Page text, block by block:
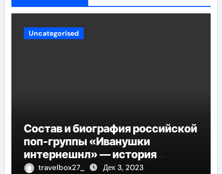
Uncategorised
Состав и биография российской
поп-группы «Иванушки
интернешнл» — история
успеха, музыка и судьбы
travelbox27_ Дек 3, 2023